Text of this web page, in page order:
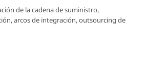
de la cadena de suministro,
arcos de integración, outsourcing de